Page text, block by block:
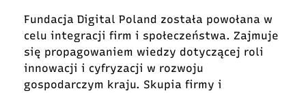
Fundacja Digital Poland została powołana w
celu integracji firm i społeczeństwa. Zajmuje
się propagowaniem wiedzy dotyczącej roli
innowacji i cyfryzacji w rozwoju
gospodarczym kraju. Skupia firmy i